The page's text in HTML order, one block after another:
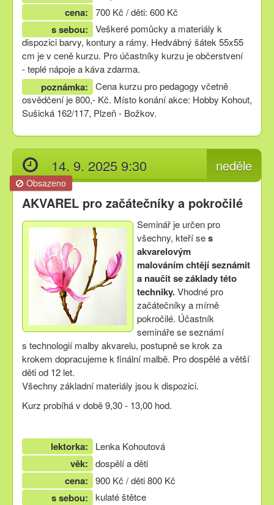
cena: 700 Kč / děti: 600 Kč
s sebou:
Veškeré pomůcky a materiály k
dispozici barvy, kontury a rámy. Hedvábný šátek 55x55
cm je v ceně kurzu. Pro účastníky kurzu je občerstvení
- teplé nápoje a káva zdarma.
poznámka:
Cena kurzu pro pedagogy včetně
osvědčení je 800,- Kč. Místo konání akce: Hobby Kohout,
Sušická 162/117, Plzeň - Božkov.
neděle
14. 9. 2025 9:30
Obsazeno
AKVAREL pro začátečníky a pokročilé
Seminář je určen pro
všechny, kteří ses
akvarelovým
malováním chtějí seznámit
a naučit se základy této
techniky.Vhodné pro
začátečníky a mírně
pokročilé. Účastník
semináře se seznámí
s technologií malby akvarelu, postupně se krok za
krokem dopracujeme k finální malbě. Pro dospělé a větší
děti od 12 let.
Všechny základní materiály jsou k dispozici.
Kurz probíhá v době 9,30 - 13,00 hod.
lektorka: Lenka Kohoutová
věk: dospělí a děti
cena: 900 Kč / děti 800 Kč
s sebou: kulaté štětce